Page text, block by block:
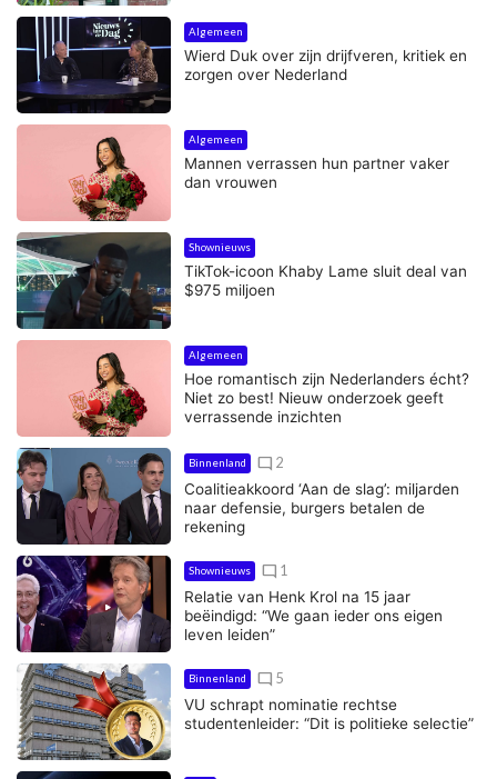
Algemeen
Wierd Duk over zijn drijfveren, kritiek en
zorgen over Nederland
Algemeen
Mannen verrassen hun partner vaker
dan vrouwen
Shownieuws
TikTok-icoon Khaby Lame sluit deal van
$975 miljoen
Algemeen
Hoe romantisch zijn Nederlanders écht?
Niet zo best! Nieuw onderzoek geeft
verrassende inzichten
Binnenland mode_comment 2
Coalitieakkoord ‘Aan de slag’: miljarden
naar defensie, burgers betalen de
rekening
Shownieuws mode_comment 1
Relatie van Henk Krol na 15 jaar
beëindigd: “We gaan ieder ons eigen
leven leiden”
Binnenland mode_comment 5
VU schrapt nominatie rechtse
studentenleider: “Dit is politieke selectie”